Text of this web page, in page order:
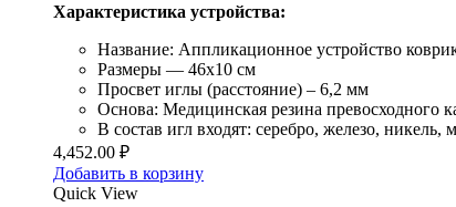
Характеристика устройства:
Название: Аппликационное устройство
Размеры — 46х10 см
Просвет иглы (расстояние) – 6,2 мм
Основа: Медицинская резина превосходного
В состав игл входят: серебро, железо, никель,
4,452.00 ₽
Добавить в корзину
Quick View